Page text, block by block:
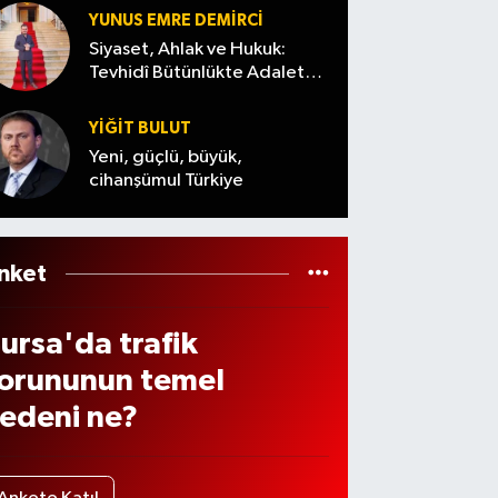
Ağust
os
Cuma)
var
(7
YUNUS EMRE DEMIRCI
Siyaset, Ahlak ve Hukuk:
Tevhidî Bütünlükte Adalet
YİĞİT BULUT
Yeni, güçlü, büyük,
cihanşümul Türkiye
trafik
temel
ne?